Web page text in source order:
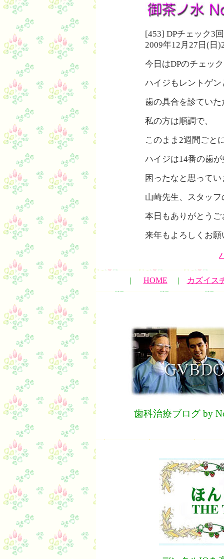
[453] DPチェック3
2009年12月27日(日
今日はDPのチェッ
ハイジもレントゲ
歯の具合を診てい
私の方は順調で、
このまま2週間ごと
ハイジは14番の歯
困ったなと思ってい
山崎先生、スタッフ
本日もありがとう
来年もよろしくお
| HOME | カズイス
歯科治療ブログ by